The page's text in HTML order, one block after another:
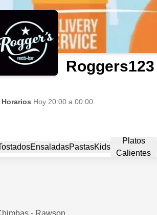
Roggers123
Horarios Hoy 20:00 a 00:00
EnsaladasPastasKids
Platos
Calientes
- Rawson